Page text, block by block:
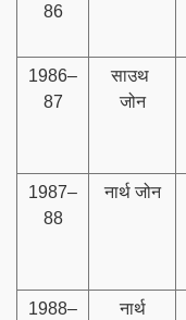
86
1986–
87
साउथ
जोन
1987–
88
नार्थ जोन
1988–
नार्थ